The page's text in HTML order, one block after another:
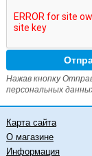
Нажав кнопку
персональных
Карта сайта
О магазине
Информация